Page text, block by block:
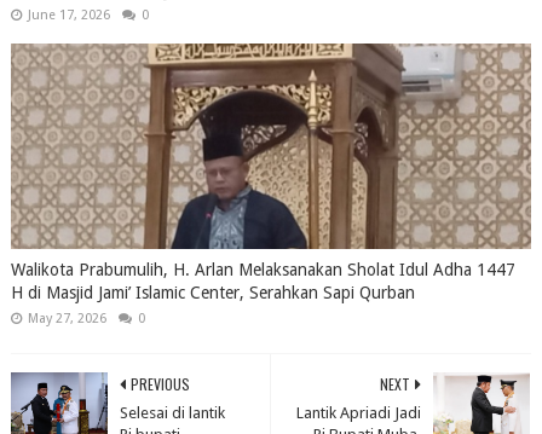
June 17, 2026 0
Walikota Prabumulih, H. Arlan Melaksanakan Sholat Idul Adha 1447
H di Masjid Jami’ Islamic Center, Serahkan Sapi Qurban
May 27, 2026 0
NEXT
Lantik Apriadi Jadi
PREVIOUS
Selesai di lantik